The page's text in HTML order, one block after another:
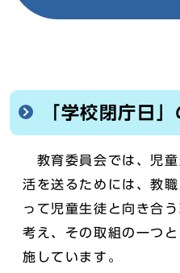
「学校閉庁日
教育委員会では、児童
活を送るためには、教
って児童生徒と向き合
考え、その取組の一つ
施しています。